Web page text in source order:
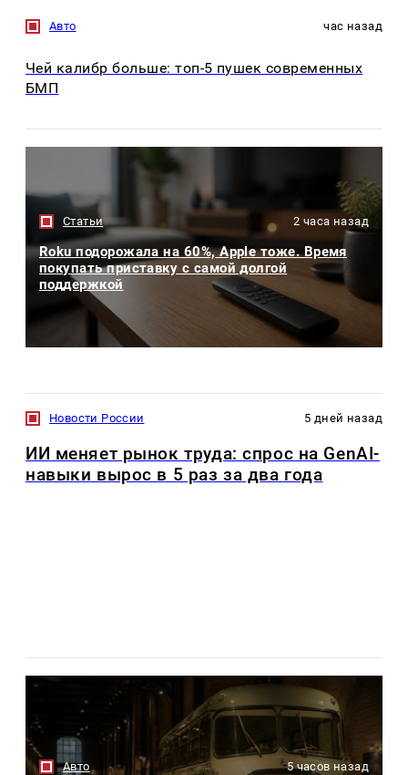
Авто час назад
Чей калибр больше: топ-5 пушек современных
БМП
Статьи 2 часа назад
Roku подорожала на 60%, Apple тоже. Время
покупать приставку с самой долгой
поддержкой
Новости России 5 дней назад
ИИ меняет рынок труда: спрос на GenAI-
навыки вырос в 5 раз за два года
Авто 5 часов назад